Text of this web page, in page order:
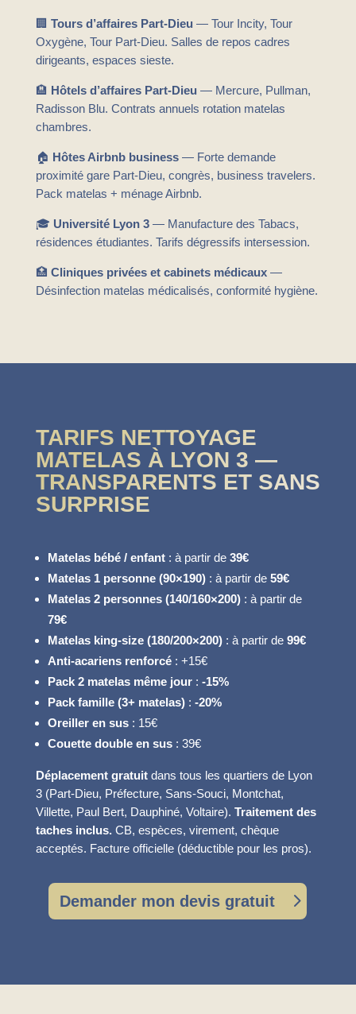
🏢 Tours d’affaires Part-Dieu — Tour Incity, Tour
Oxygène, Tour Part-Dieu. Salles de repos cadres
dirigeants, espaces sieste.
🏨 Hôtels d’affaires Part-Dieu — Mercure, Pullman,
Radisson Blu. Contrats annuels rotation matelas
chambres.
🏠 Hôtes Airbnb business— Forte demande
proximité gare Part-Dieu, congrès, business travelers.
Pack matelas + ménage Airbnb.
🎓 Université Lyon 3— Manufacture des Tabacs,
résidences étudiantes. Tarifs dégressifs intersession.
🏥 Cliniques privées et cabinets médicaux—
Désinfection matelas médicalisés, conformité hygiène.
TARIFS NETTOYAGE
MATELAS À LYON 3 —
TRANSPARENTS ET SANS
SURPRISE
Matelas bébé / enfant: à partir de 39€
Matelas 1 personne (90×190): à partir de 59€
Matelas 2 personnes (140/160×200): à partir de
79€
Matelas king-size (180/200×200): à partir de 99€
Anti-acariens renforcé: +15€
Pack 2 matelas même jour: -15%
Pack famille (3+ matelas): -20%
Oreiller en sus: 15€
Couette double en sus: 39€
Déplacement gratuitdans tous les quartiers de Lyon
3 (Part-Dieu, Préfecture, Sans-Souci, Montchat,
Villette, Paul Bert, Dauphiné, Voltaire). Traitement des
taches inclus.CB, espèces, virement, chèque
acceptés. Facture officielle (déductible pour les pros).
Demander mon devis gratuit